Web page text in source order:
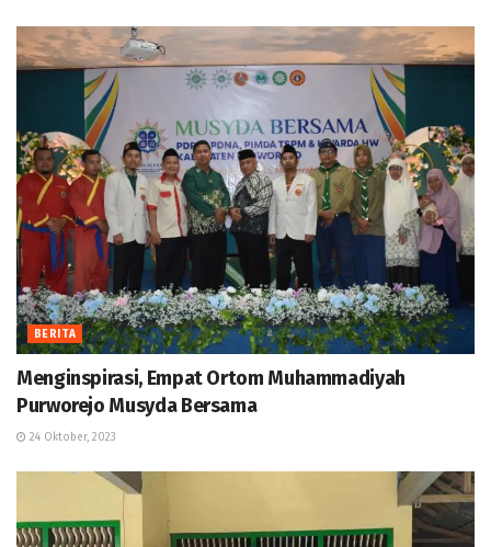
BERITA
Menginspirasi, Empat Ortom Muhammadiyah
Purworejo Musyda Bersama
24 Oktober, 2023